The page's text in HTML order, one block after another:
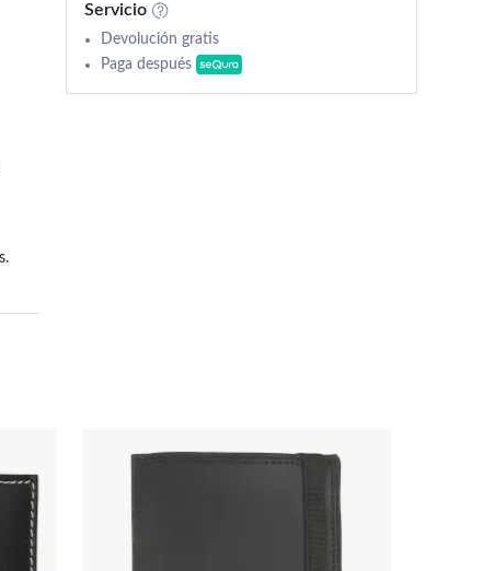
Servicio
Devolución gratis
Paga después